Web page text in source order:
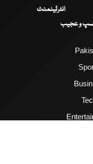
انٹرٹینمنٹ
و عجیب